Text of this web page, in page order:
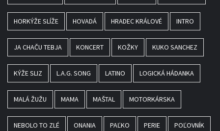
HORKÝŽE SLÍŽE HOVADÁ HRADEC KRÁLOVÉ INTRO
JA CHAČU TEBJA KONCERT KOŽKY KUKO SANCHEZ
KÝŽE SLIZ L.A.G. SONG LATINO LOGICKÁ HÁDANKA
MALÁ ŽUŽU MAMA MAŠTAL MOTORKÁRSKA
NEBOLO TO ZLÉ ONANIA PAĽKO PERIE POĽOVNÍK